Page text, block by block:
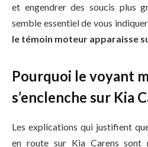
et engendrer des soucis plus
semble essentiel de vous indiquer
le témoin moteur apparaisse
Pourquoi le voyant
s’enclenche sur Kia
Les explications qui justifient
en route sur Kia Carens sont